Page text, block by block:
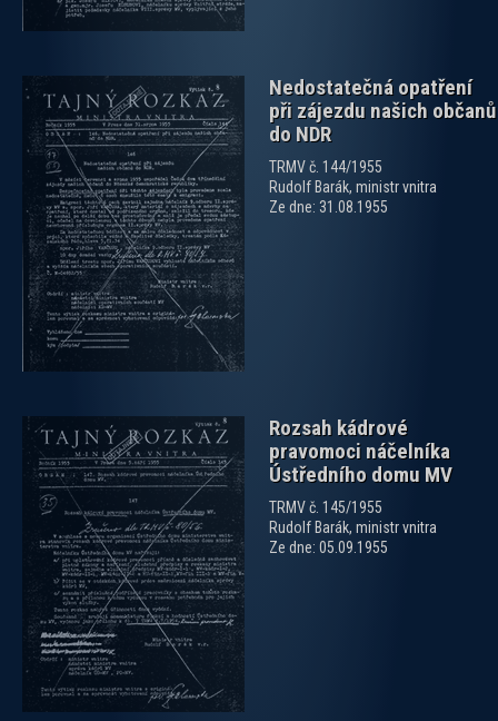
Nedostatečná opatření
při zájezdu našich občanů
do NDR
TRMV č. 144/1955
Rudolf Barák, ministr vnitra
Ze dne: 31.08.1955
Rozsah kádrové
pravomoci náčelníka
Ústředního domu MV
TRMV č. 145/1955
Rudolf Barák, ministr vnitra
Ze dne: 05.09.1955
zobrazit PDF dokument
zobrazit PDF dokument